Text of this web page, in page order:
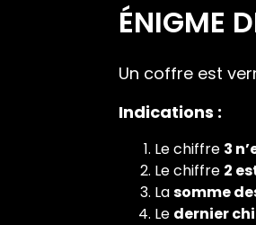
ÉNIGME
Un coffre est
Indications :
Le chiffre 3
Le chiffre 2
Lasomme
Le dernier